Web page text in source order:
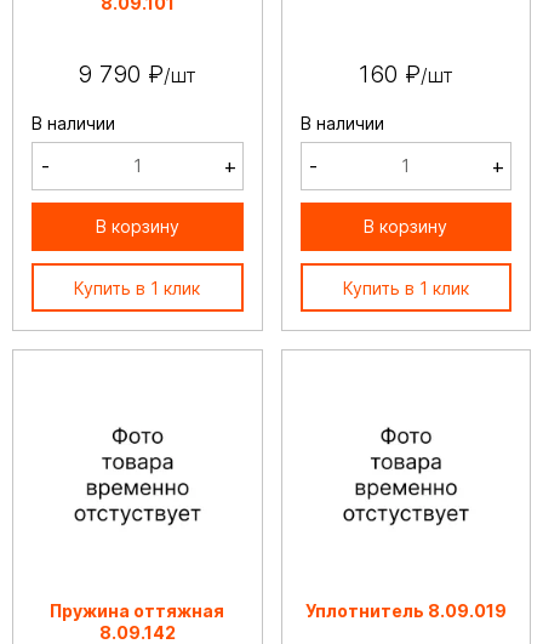
9 790 ₽/шт
В наличии
- +
В корзину
Купить в 1 клик
160 ₽/шт
В наличии
- +
В корзину
Купить в 1 клик
Пружина оттяжная
8.09.142
Уплотнитель 8.09.019